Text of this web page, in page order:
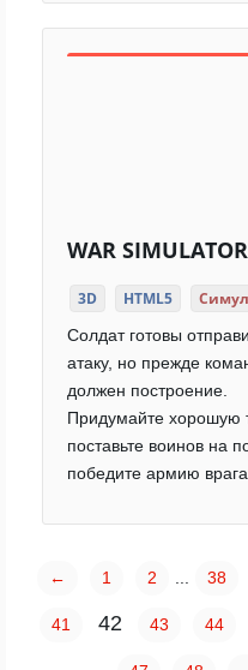
WAR SIMULATOR
3D HTML5
Солдат готовы
атаку, но прежде
должен построение.
Придумайте хорошую
поставьте воинов на
победите армию
← 1 2 38
41 42 43 44